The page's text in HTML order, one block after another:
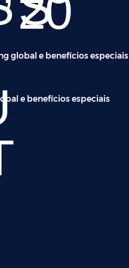
global e benefícios especiais
e benefícios especiais